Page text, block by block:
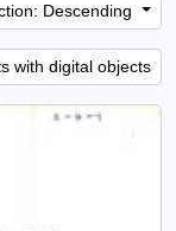
Descending
with digital objects